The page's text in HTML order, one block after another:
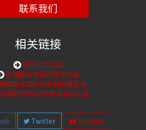
联系我们
相关链接
购买中文圣经
美国国会中国问题委员会
国国会国际宗教自由委员会
国务院国际宗教自由办公室
Twitter Youtube